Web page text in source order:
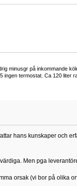
minusgr på inkommande
ingen termostat. Ca 120 liter
hans kunskaper och
Men pga
orsak (vi bor på olika